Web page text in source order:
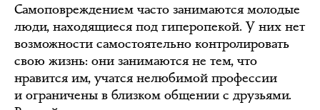
Самоповреждением часто занимаются молодые
люди, находящиеся под гиперопекой. У них нет
возможности самостоятельно контролировать
свою жизнь: они занимаются не тем, что
нравится им, учатся нелюбимой профессии
и ограничены в близком общении с друзьями.